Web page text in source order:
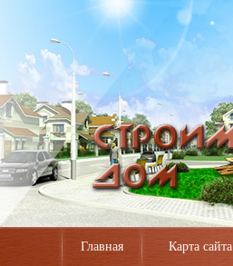
Главная Карта сайта